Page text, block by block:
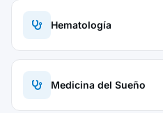
Hematología
Medicina del Sueño